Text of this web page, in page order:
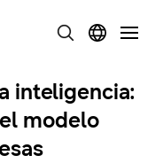
inteligencia:
modelo